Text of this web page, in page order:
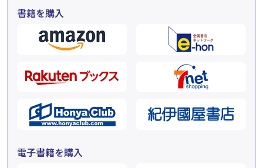
書籍を購入
電子書籍を購入